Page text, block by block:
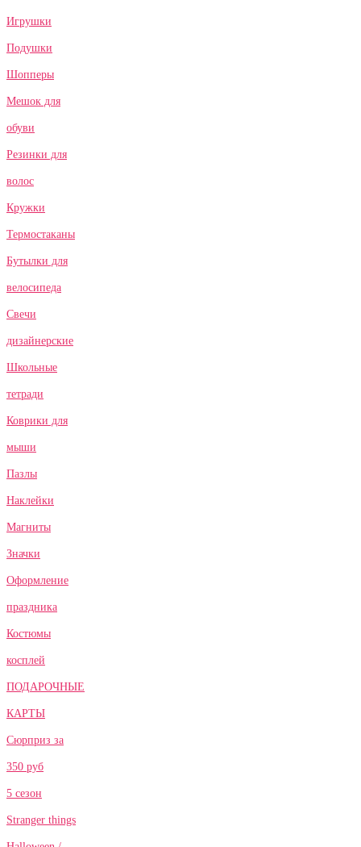
Игрушки
Подушки
Шопперы
Мешок для
обуви
Резинки для
волос
Кружки
Термостаканы
Бутылки для
велосипеда
Свечи
дизайнерские
Школьные
тетради
Коврики для
мыши
Пазлы
Наклейки
Магниты
Значки
Оформление
праздника
Костюмы
косплей
ПОДАРОЧНЫЕ
КАРТЫ
Сюрприз за
350 руб
5 сезон
Stranger things